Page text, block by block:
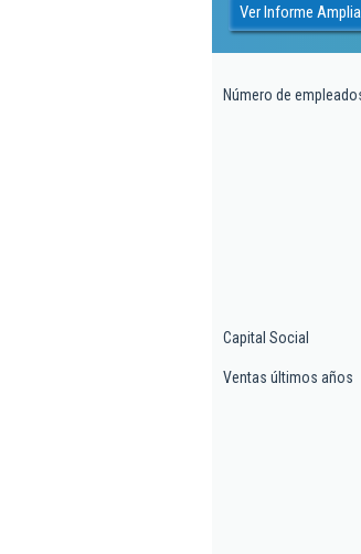
Ver Informe
Número de
Capital Social
Ventas últimos años